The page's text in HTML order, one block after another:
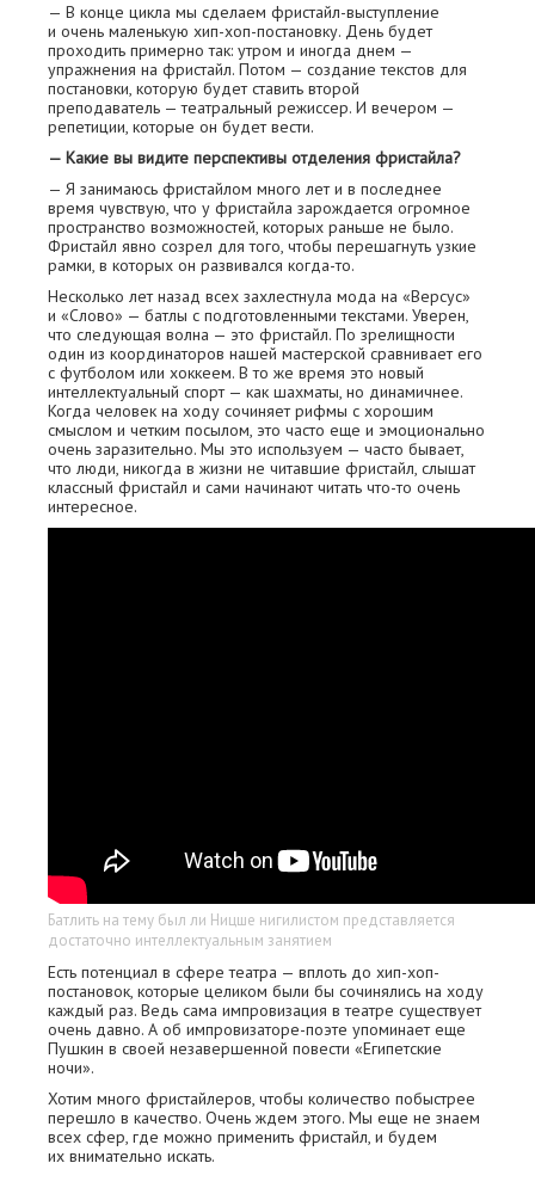
— В конце цикла мы сделаем фристайл-выступление
и очень маленькую хип-хоп-постановку. День будет
проходить примерно так: утром и иногда днем —
упражнения на фристайл. Потом — создание текстов для
постановки, которую будет ставить второй
преподаватель — театральный режиссер. И вечером —
репетиции, которые он будет вести.
— Какие вы видите перспективы отделения фристайла?
— Я занимаюсь фристайлом много лет и в последнее
время чувствую, что у фристайла зарождается огромное
пространство возможностей, которых раньше не было.
Фристайл явно созрел для того, чтобы перешагнуть узкие
рамки, в которых он развивался когда-то.
Несколько лет назад всех захлестнула мода на «Версус»
и «Слово» — батлы с подготовленными текстами. Уверен,
что следующая волна — это фристайл. По зрелищности
один из координаторов нашей мастерской сравнивает его
с футболом или хоккеем. В то же время это новый
интеллектуальный спорт — как шахматы, но динамичнее.
Когда человек на ходу сочиняет рифмы с хорошим
смыслом и четким посылом, это часто еще и эмоционально
очень заразительно. Мы это используем — часто бывает,
что люди, никогда в жизни не читавшие фристайл, слышат
классный фристайл и сами начинают читать что-то очень
интересное.
Батлить на тему был ли Ницше нигилистом представляется
достаточно интеллектуальным занятием
Есть потенциал в сфере театра — вплоть до хип-хоп-
постановок, которые целиком были бы сочинялись на ходу
каждый раз. Ведь сама импровизация в театре существует
очень давно. А об импровизаторе-поэте упоминает еще
Пушкин в своей незавершенной повести «Египетские
ночи».
Хотим много фристайлеров, чтобы количество побыстрее
перешло в качество. Очень ждем этого. Мы еще не знаем
всех сфер, где можно применить фристайл, и будем
их внимательно искать.